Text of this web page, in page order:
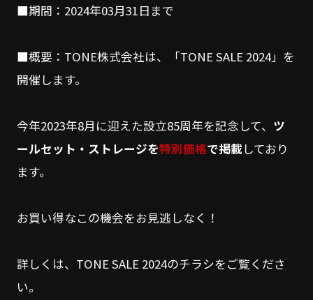
■期間：2024年03月31日まで
■概要：TONE株式会社は、「TONE SALE 2024」を
開催します。
今年2023年8月に迎えた設立85周年を記念して、 ツ
ールセット・ストレージを特別価格で掲載しており
ます。
お買い得なこの機会をお見逃しなく！
詳しくは、TONE SALE 2024のチラシをご覧くださ
い。